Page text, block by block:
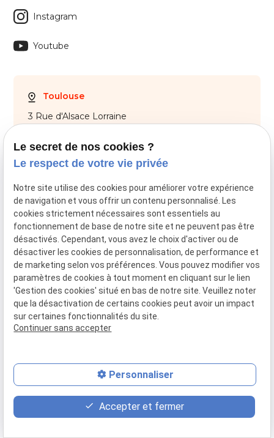
Instagram
Youtube
Toulouse
3 Rue d'Alsace Lorraine
05 61 21 75 40
Bordeaux
102 Cr d'Alsace-et-Lorraine
33000 Bordeaux
05 56 30 92 86
Montpellier
Le secret de nos cookies ?
Le respect de votre vie privée
Notre site utilise des cookies pour améliorer votre expérience
de navigation et vous offrir un contenu personnalisé. Les
cookies strictement nécessaires sont essentiels au
fonctionnement de base de notre site et ne peuvent pas être
désactivés. Cependant, vous avez le choix d'activer ou de
désactiver les cookies de personnalisation, de performance et
de marketing selon vos préférences. Vous pouvez modifier vos
paramètres de cookies à tout moment en cliquant sur le lien
'Gestion des cookies' situé en bas de notre site. Veuillez noter
que la désactivation de certains cookies peut avoir un impact
sur certaines fonctionnalités du site.
Continuer sans accepter
Personnaliser
Accepter et fermer